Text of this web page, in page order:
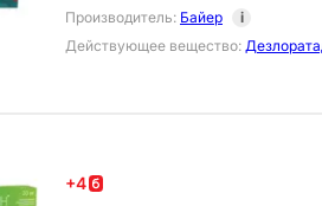
Производитель: Байер
i
Действующее вещество:
+4